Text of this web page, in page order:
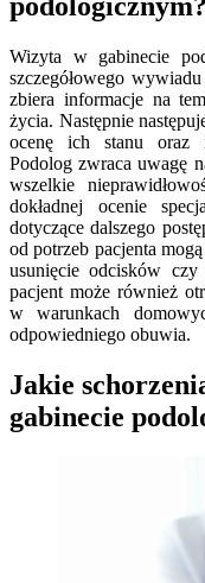
Wizyta w gabinecie
szczegółowego
zbiera informacje na
życia. Następnie
ocenę ich stanu oraz
Podolog zwraca uwagę
wszelkie
dokładnej ocenie
dotyczące dalszego
od potrzeb pacjenta
usunięcie odcisków
pacjent może również
w warunkach
odpowiedniego obuwia.
Jakie
gabinecie